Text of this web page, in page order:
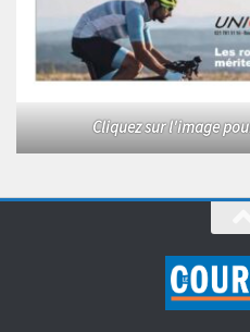
Cliquez sur l'image